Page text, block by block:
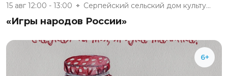
15 авг 12:00 - 13:00 Серпейский сельский дом культу...
«Игры народов России»
6+